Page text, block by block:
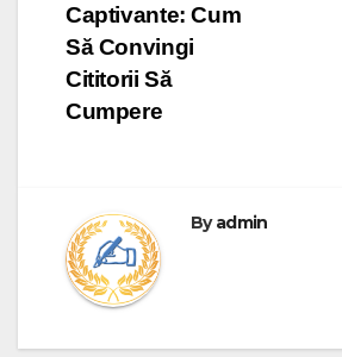
Captivante: Cum
Să Convingi
Cititorii Să
Cumpere
Byadmin